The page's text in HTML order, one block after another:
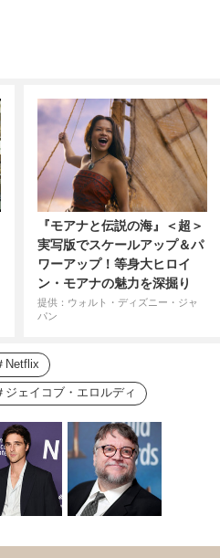
『モアナと伝説の海』＜超＞
実写版でスケールアップ＆パ
ワーアップ！等身大ヒロイ
ン・モアナの魅力を深掘り
提供：ウォルト・ディズニー・ジャ
パン
Netflix
ジェイコブ・エロルディ